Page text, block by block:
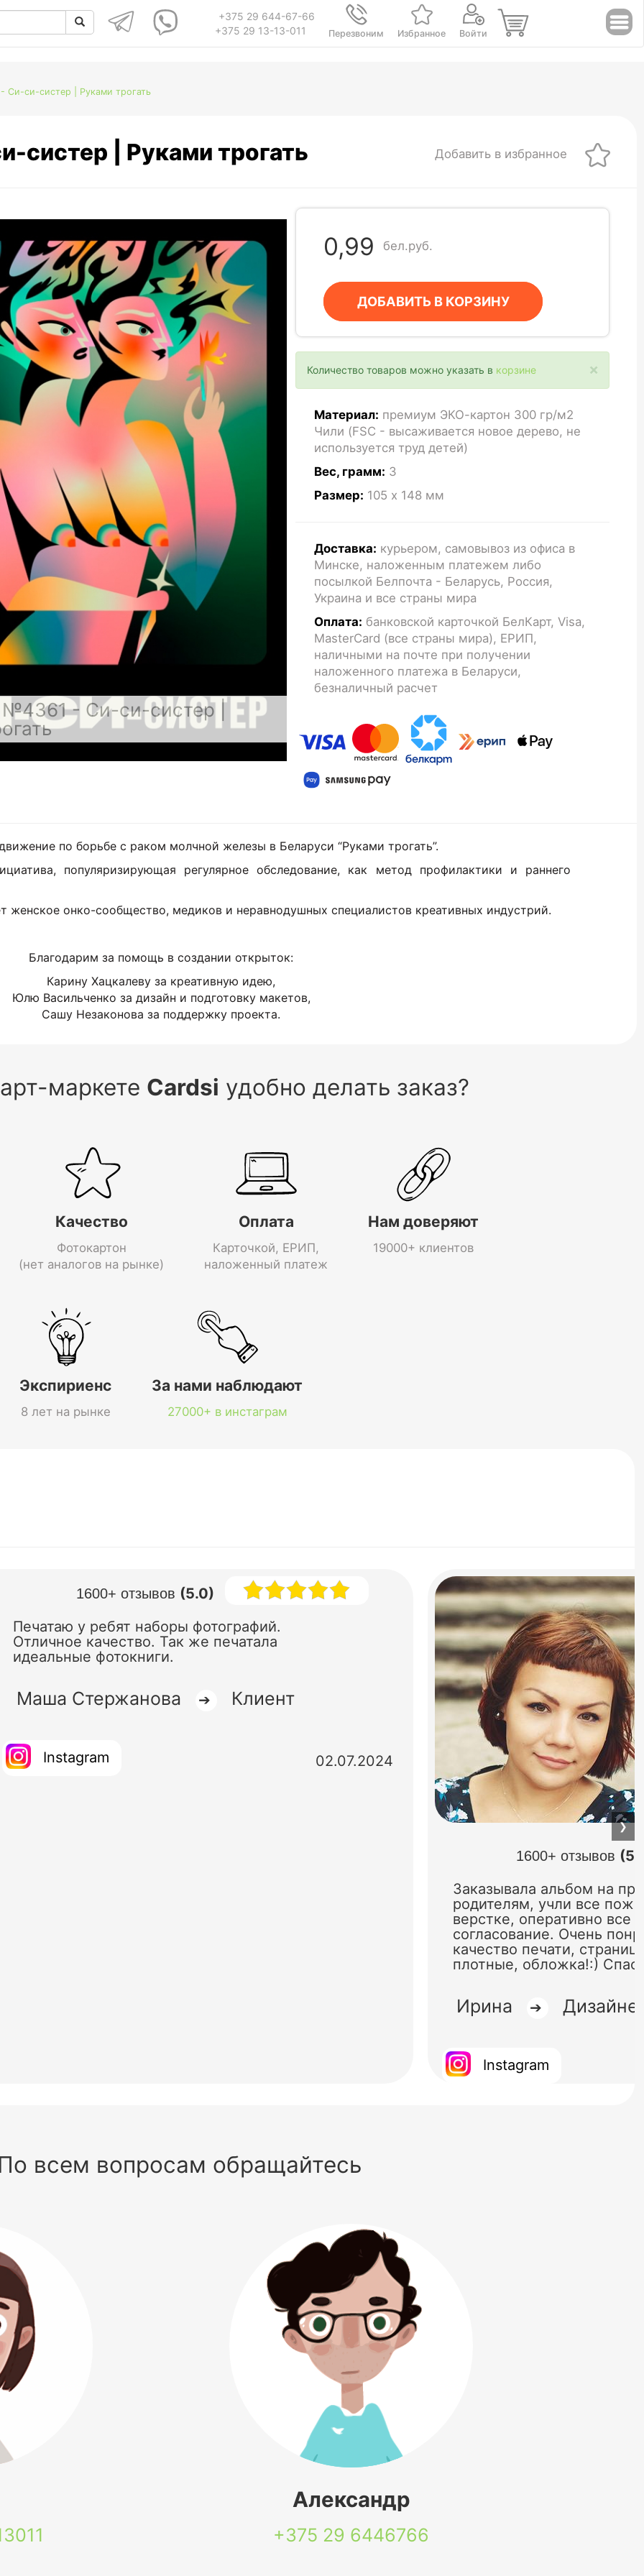
+375 29 644-67-66
+375 29 13-13-011
Перезвоним Избранное Войти
Си-си-систер | Руками трогать
| Руками трогать Добавить в избранное
- Си-си-систер |
0,99 бел.руб.
ДОБАВИТЬ В КОРЗИНУ
×
Количество товаров можно указать в корзине
Материал: премиум ЭКО-картон 300 гр/м2
Чили (FSC - высаживается новое дерево, не
используется труд детей)
Вес, грамм: 3
Размер: 105 x 148 мм
Доставка: курьером, самовывоз из офиса в
Минске, наложенным платежем либо
посылкой Белпочта - Беларусь, Россия,
Украина и все страны мира
Оплата: банковской карточкой БелКарт, Visa,
MasterCard (все страны мира), ЕРИП,
наличными на почте при получении
наложенного платежа в Беларуси,
безналичный расчет
по борьбе с раком молчной железы в Беларуси “Руками трогать”.
популяризирующая регулярное обследование, как метод профилактики и раннего
женское онко-сообщество, медиков и неравнодушных специалистов креативных индустрий.
Благодарим за помощь в создании открыток:
Карину Хацкалеву за креативную идею,
Юлю Васильченко за дизайн и подготовку макетов,
Сашу Незаконова за поддержку проекта.
маркете Cardsi удобно делать заказ?
Качество
Фотокартон
(нет аналогов на рынке)
Оплата
Карточкой, ЕРИП,
наложенный платеж
Нам доверяют
19000+ клиентов
Экспириенс
8 лет на рынке
За нами наблюдают
27000+ в инстаграм
1600+ отзывов (5.0)
Печатаю у ребят наборы фотографий.
Отличное качество. Так же печатала
идеальные фотокниги.
Маша Стержанова ➔ Клиент
Instagram 02.07.2024
1600+ отзывов
Заказывала альбом на
родителям, учли все
верстке, оперативно все
согласование. Очень
качество печати,
плотные, обложка!:)
Ирина ➔
Instagram
❯
всем вопросам обращайтесь
Александр
+375 29 6446766